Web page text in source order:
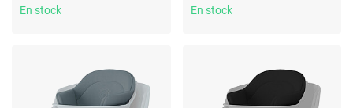
En stock En stock